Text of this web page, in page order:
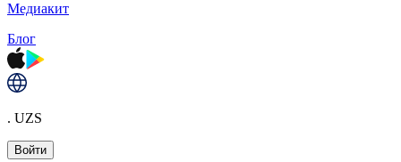
Медиакит
Блог
. UZS
Войти